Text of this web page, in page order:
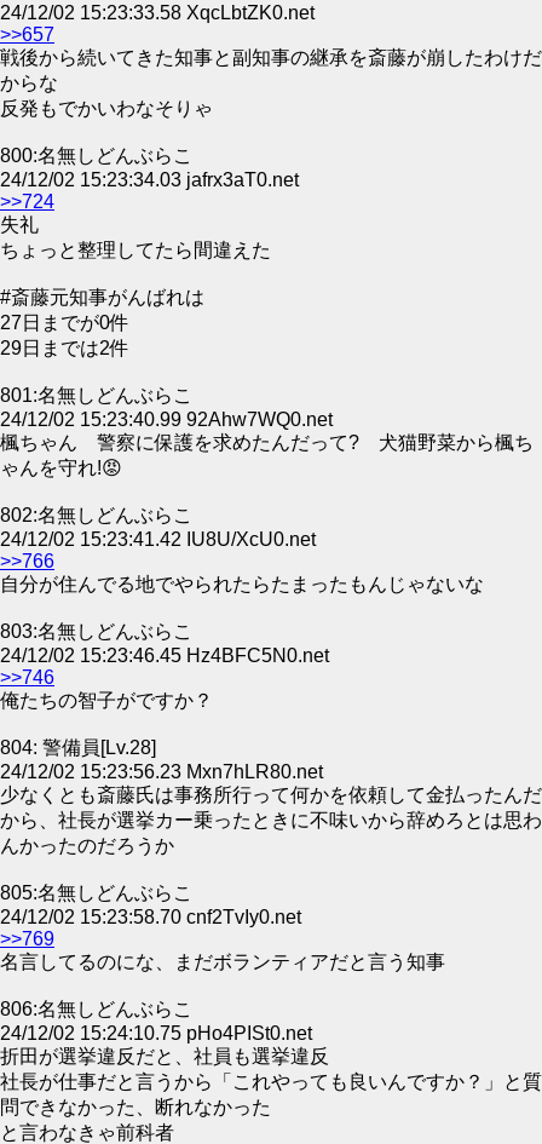
24/12/02 15:23:33.58 XqcLbtZK0.net
>>657
戦後から続いてきた知事と副知事の継承を斎藤が崩したわけだ
からな
反発もでかいわなそりゃ
800:名無しどんぶらこ
24/12/02 15:23:34.03 jafrx3aT0.net
>>724
失礼
ちょっと整理してたら間違えた
#斎藤元知事がんばれは
27日までが0件
29日までは2件
801:名無しどんぶらこ
24/12/02 15:23:40.99 92Ahw7WQ0.net
楓ちゃん 警察に保護を求めたんだって? 犬猫野菜から楓ち
ゃんを守れ!😡
802:名無しどんぶらこ
24/12/02 15:23:41.42 IU8U/XcU0.net
>>766
自分が住んでる地でやられたらたまったもんじゃないな
803:名無しどんぶらこ
24/12/02 15:23:46.45 Hz4BFC5N0.net
>>746
俺たちの智子がですか？
804: 警備員[Lv.28]
24/12/02 15:23:56.23 Mxn7hLR80.net
少なくとも斎藤氏は事務所行って何かを依頼して金払ったんだ
から、社長が選挙カー乗ったときに不味いから辞めろとは思わ
んかったのだろうか
805:名無しどんぶらこ
24/12/02 15:23:58.70 cnf2TvIy0.net
>>769
名言してるのにな、まだボランティアだと言う知事
806:名無しどんぶらこ
24/12/02 15:24:10.75 pHo4PISt0.net
折田が選挙違反だと、社員も選挙違反
社長が仕事だと言うから「これやっても良いんですか？」と質
問できなかった、断れなかった
と言わなきゃ前科者